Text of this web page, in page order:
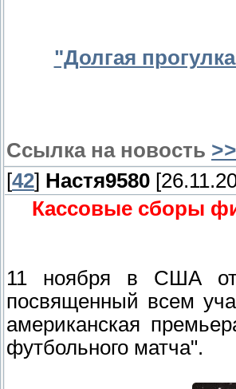
"Долгая
Ссылка на новость
[42] Настя9580
Кассовые сборы
11 ноября в США
посвященный всем
американская
футбольного матча".